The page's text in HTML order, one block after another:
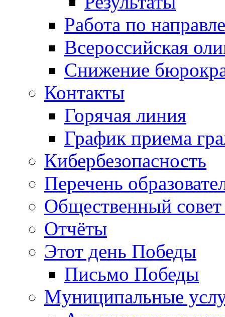
Работа по
Всероссийская
Снижение
Контакты
Горячая линия
График приема
Кибербезопасность
Перечень
Общественный
Отчёты
Этот день Победы
Письмо Победы
Mуниципальные